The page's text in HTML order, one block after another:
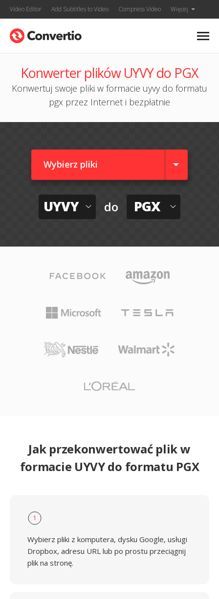
Video Editor Add Subtitles to Video Compress Video Więcej
Konwerter plików UYVY do PGX
Konwertuj swoje pliki w formacie uyvy do formatu
pgx przez Internet i bezpłatnie
Wybierz pliki
UYVY do PGX
Jak przekonwertować plik w
formacie UYVY do formatu PGX
1
Wybierz pliki z komputera, dysku Google, usługi
Dropbox, adresu URL lub po prostu przeciągnij
plik na stronę.